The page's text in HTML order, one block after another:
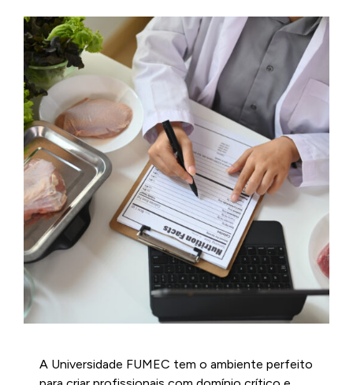
A Universidade FUMEC tem o ambiente perfeito